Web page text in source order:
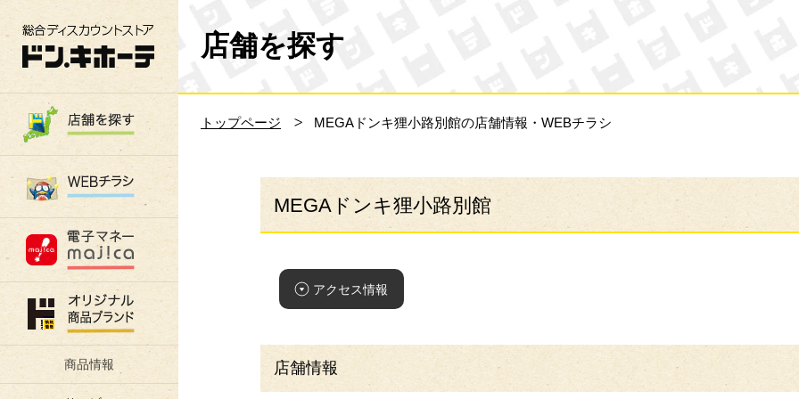
総合ディスカウントストア 驚安の殿堂 ドン・キホーテ
商品情報
店舗を探す
トップページ MEGAドンキ狸小路別館の店舗情報・WEBチラシ
MEGAドンキ狸小路別館
アクセス情報
店舗情報